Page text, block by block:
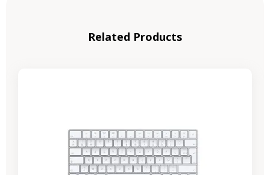
Related Products